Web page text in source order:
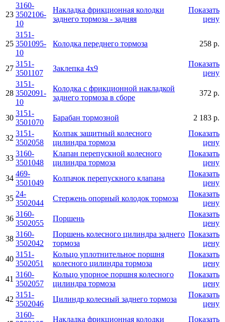
23
3160-
3502106-
10
Накладка фрикционная колодки
заднего тормоза - задняя
Показать
цену
25
3151-
3501095-
10
Колодка переднего тормоза 258 р.
27
3151-
3501107
Заклепка 4х9
Показать
цену
28
3151-
3502091-
10
Колодка с фрикционной накладкой
заднего тормоза в сборе
372 р.
30
3151-
3501070
Барабан тормозной 2 183 р.
32
3151-
3502058
Колпак защитный колесного
цилиндра тормоза
Показать
цену
33
3160-
3501048
Клапан перепускной колесного
цилиндра тормоза
Показать
цену
34
469-
3501049
Колпачок перепускного клапана
Показать
цену
35
24-
3502044
Стержень опорный колодок тормоза
Показать
цену
36
3160-
3502055
Поршень
Показать
цену
38
3160-
3502042
Поршень колесного цилиндра заднего
тормоза
Показать
цену
40
3151-
3502051
Кольцо уплотнительное поршня
колесного цилиндра тормоза
Показать
цену
41
3160-
3502057
Кольцо упорное поршня колесного
цилиндра тормоза
Показать
цену
42
3151-
3502046
Цилиндр колесный заднего тормоза
Показать
цену
3160-
Накладка фрикционная колодки Показать